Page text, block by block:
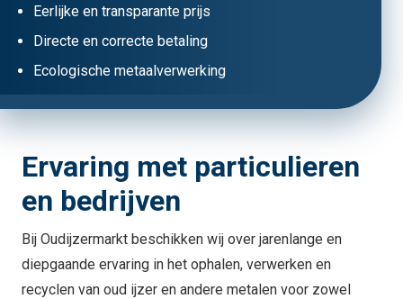
Eerlijke en transparante prijs
Directe en correcte betaling
Ecologische metaalverwerking
Ervaring met particulieren
en bedrijven
Bij Oudijzermarkt beschikken wij over jarenlange en
diepgaande ervaring in het ophalen, verwerken en
recyclen van oud ijzer en andere metalen voor zowel